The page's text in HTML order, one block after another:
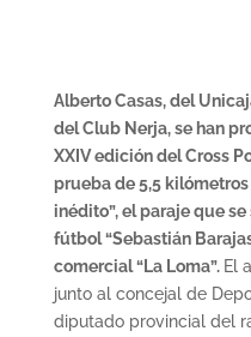
Alberto Casas, del
del Club Nerja, se han
XXIV edición del Cross
prueba de 5,5
inédito”, el paraje que
fútbol “Sebastián
comercial “La Loma”. El
junto al concejal de
diputado provincial del